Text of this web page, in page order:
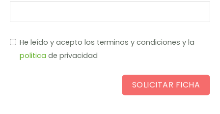
He leído y acepto los terminos y condiciones y la
politica de privacidad
SOLICITAR FICHA